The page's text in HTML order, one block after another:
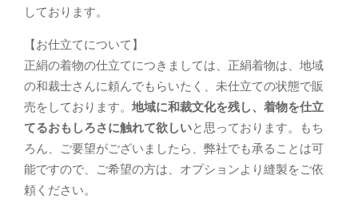
しております。
【お仕立てについて】
正絹の着物の仕立てにつきましては、正絹着物は、地域
の和裁士さんに頼んでもらいたく、未仕立ての状態で販
売をしております。 地域に和裁文化を残し、着物を仕立
てるおもしろさに触れて欲しいと思っております。もち
ろん、ご要望がございましたら、弊社でも承ることは可
能ですので、ご希望の方は、オプションより縫製をご依
頼ください。